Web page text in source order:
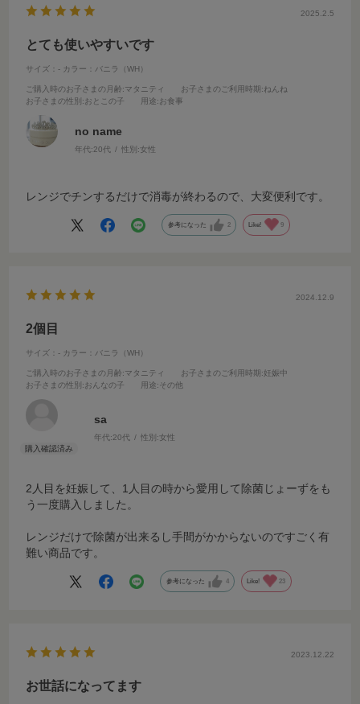
2025.2.5
とても使いやすいです
サイズ：- カラー：バニラ（WH）
ご購入時のお子さまの月齢:マタニティ お子さまのご利用時期 :ねんね
お子さまの性別 :おとこの子 用途:お食事
no name
年代:20代 性別:女性
レンジでチンするだけで消毒が終わるので、大変便利です。
参考になった 2 Like! 9
2024.12.9
2個目
サイズ：- カラー：バニラ（WH）
ご購入時のお子さまの月齢:マタニティ お子さまのご利用時期 :妊娠中
お子さまの性別 :おんなの子 用途:その他
sa
年代:20代 性別:女性
2人目を妊娠して、1人目の時から愛用して除菌じょーずをも
う一度購入しました。
レンジだけで除菌が出来るし手間がかからないのですごく有
難い商品です。
参考になった 4 Like! 23
2023.12.22
お世話になってます